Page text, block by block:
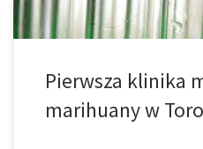
Pierwsza klinika
marihuany w